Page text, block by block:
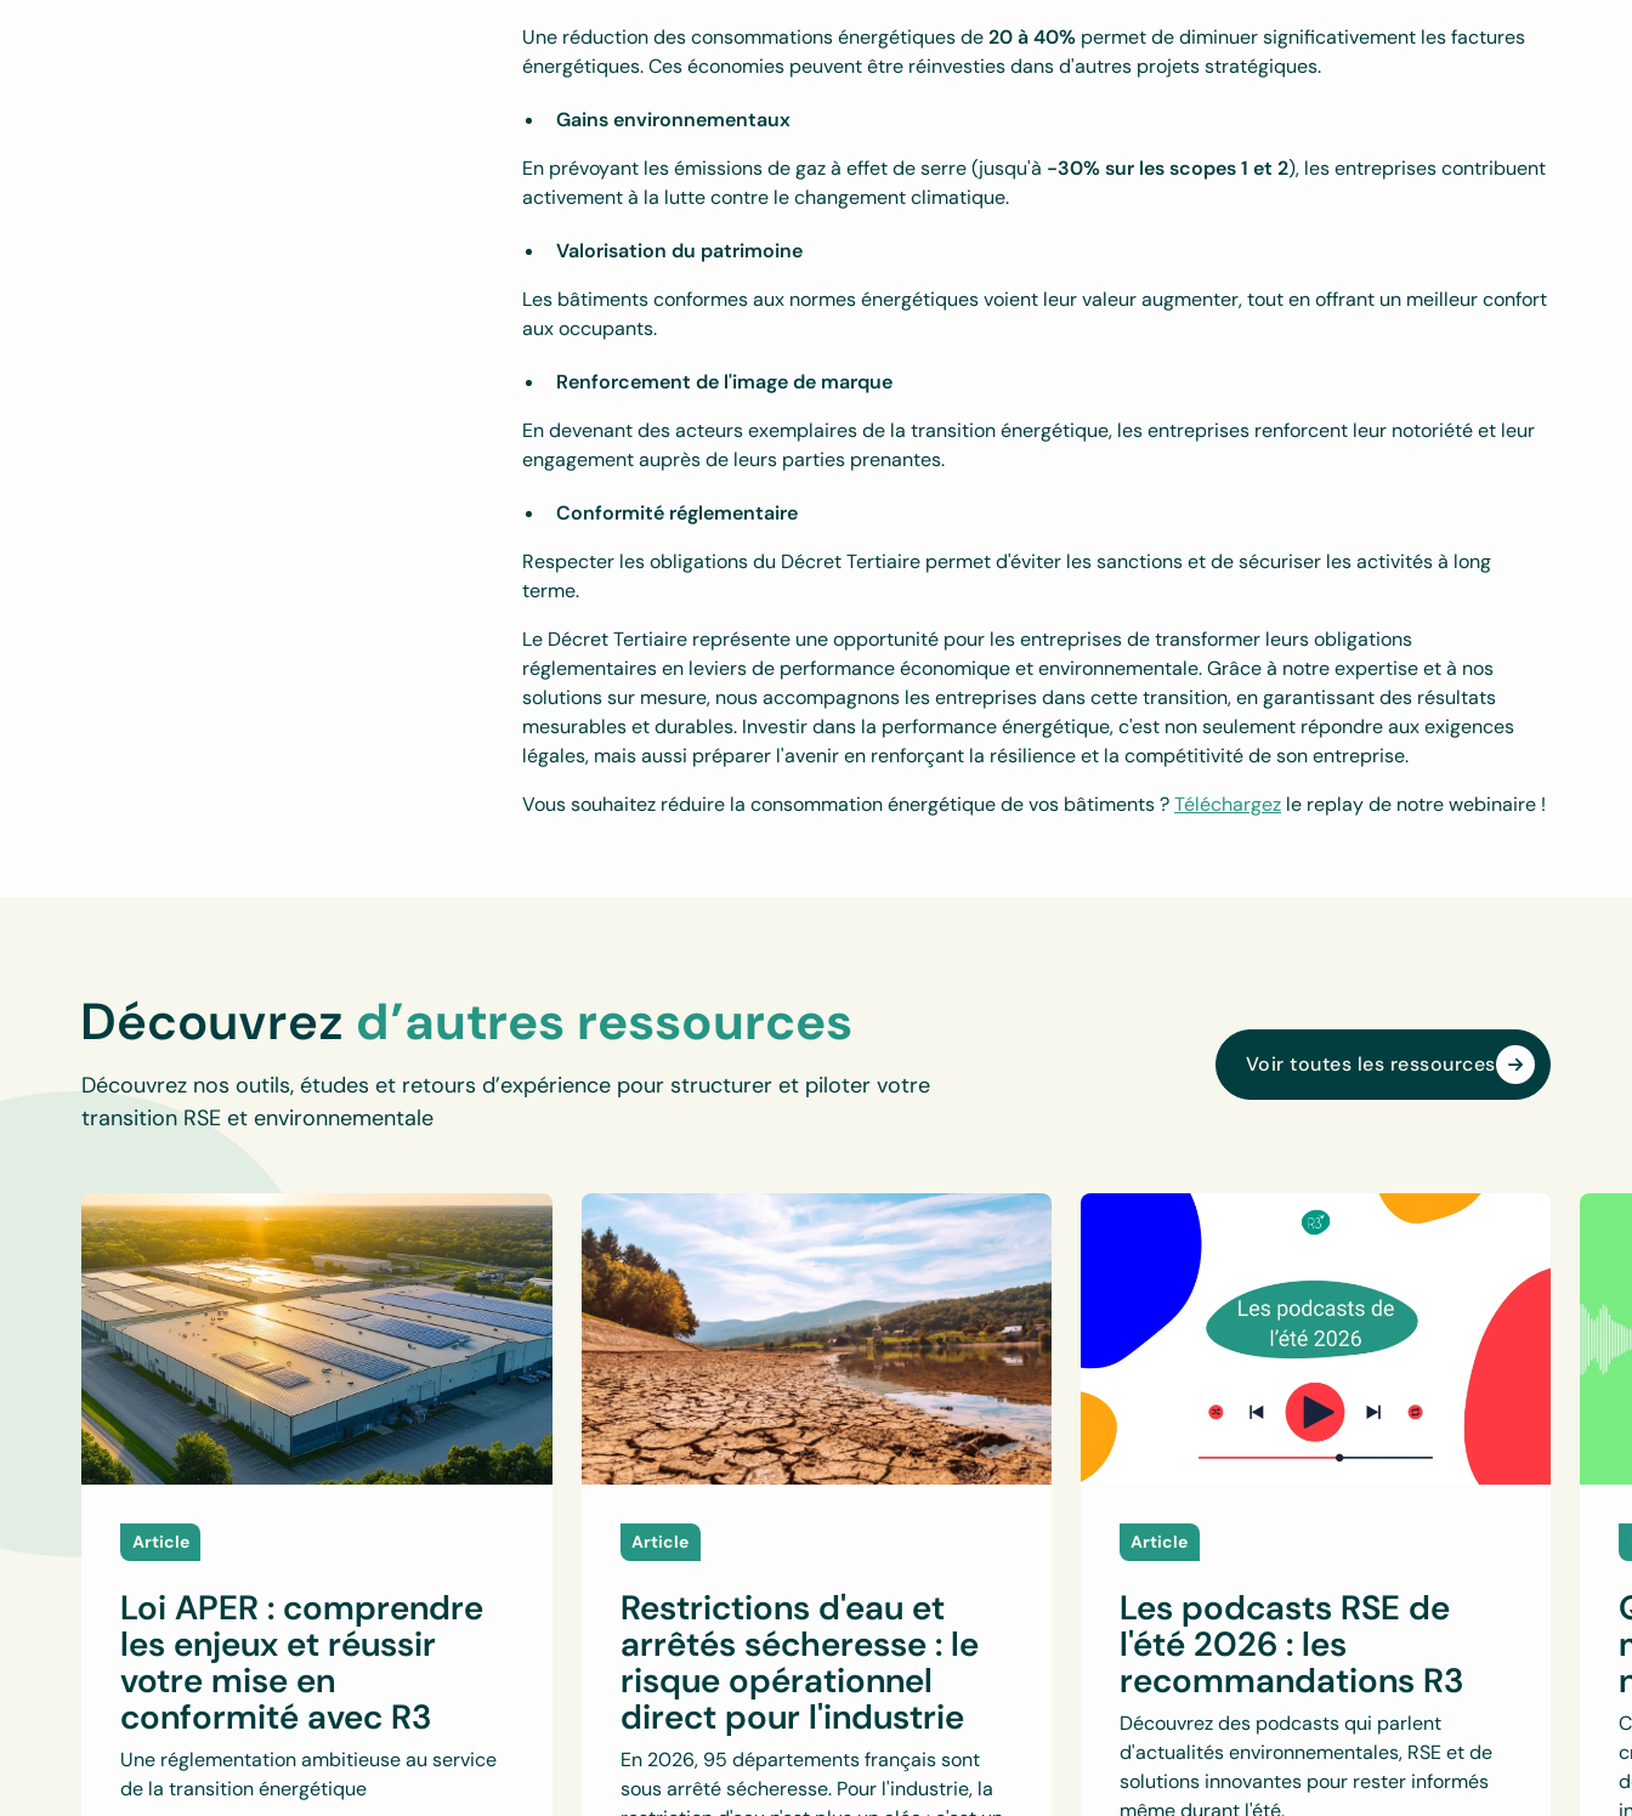
Une réduction des consommations énergétiques de20 à 40% permet de diminuer significativement les factures
énergétiques. Ces économies peuvent être réinvesties dans d'autres projets stratégiques.
Gains environnementaux
En prévoyant les émissions de gaz à effet de serre (jusqu'à -30% sur les scopes 1 et 2), les entreprises contribuent
activement à la lutte contre le changement climatique.
Valorisation du patrimoine
Les bâtiments conformes aux normes énergétiques voient leur valeur augmenter, tout en offrant un meilleur confort
aux occupants.
Renforcement de l'image de marque
En devenant des acteurs exemplaires de la transition énergétique, les entreprises renforcent leur notoriété et leur
engagement auprès de leurs parties prenantes.
Conformité réglementaire
Respecter les obligations du Décret Tertiaire permet d'éviter les sanctions et de sécuriser les activités à long
terme.
Le Décret Tertiaire représente une opportunité pour les entreprises de transformer leurs obligations
réglementaires en leviers de performance économique et environnementale. Grâce à notre expertise et à nos
solutions sur mesure, nous accompagnons les entreprises dans cette transition, en garantissant des résultats
mesurables et durables. Investir dans la performance énergétique, c'est non seulement répondre aux exigences
légales, mais aussi préparer l'avenir en renforçant la résilience et la compétitivité de son entreprise.
Vous souhaitez réduire la consommation énergétique de vos bâtiments ?Téléchargez le replay de notre webinaire !
Découvrez d’autres ressources
Découvrez nos outils, études et retours d’expérience pour structurer et piloter votre
transition RSE et environnementale
Voir toutes les ressources
Article
Loi APER : comprendre
les enjeux et réussir
votre mise en
conformité avec R3
Une réglementation ambitieuse au service
de la transition énergétique
Article
Restrictions d'eau et
arrêtés sécheresse : le
risque opérationnel
direct pour l'industrie
En 2026, 95 départements français sont
sous arrêté sécheresse. Pour l'industrie, la
Article
Les podcasts RSE de
l'été 2026 : les
recommandations R3
Découvrez des podcasts qui parlent
d'actualités environnementales, RSE et de
solutions innovantes pour rester informés
même durant l'été.